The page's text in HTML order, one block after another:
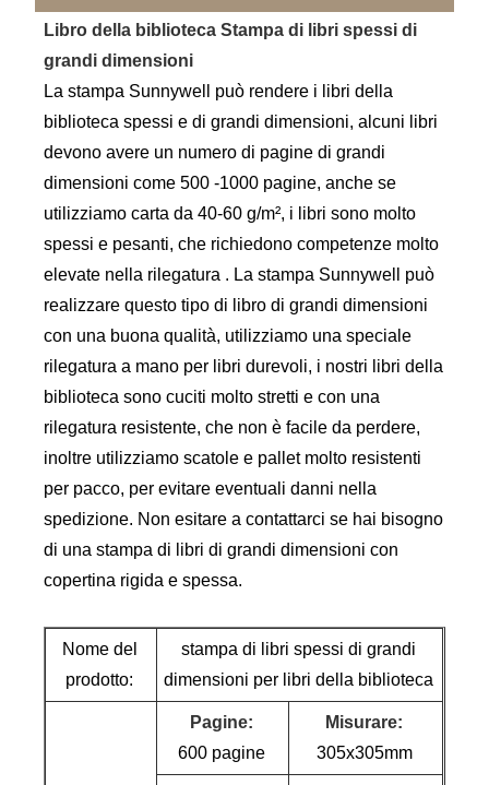
Libro della biblioteca Stampa di libri spessi di
grandi dimensioni
La stampa Sunnywell può rendere i libri della
biblioteca spessi e di grandi dimensioni, alcuni libri
devono avere un numero di pagine di grandi
dimensioni come 500 -1000 pagine, anche se
utilizziamo carta da 40-60 g/m², i libri sono molto
spessi e pesanti, che richiedono competenze molto
elevate nella rilegatura . La stampa Sunnywell può
realizzare questo tipo di libro di grandi dimensioni
con una buona qualità, utilizziamo una speciale
rilegatura a mano per libri durevoli, i nostri libri della
biblioteca sono cuciti molto stretti e con una
rilegatura resistente, che non è facile da perdere,
inoltre utilizziamo scatole e pallet molto resistenti
per pacco, per evitare eventuali danni nella
spedizione. Non esitare a contattarci se hai bisogno
di una stampa di libri di grandi dimensioni con
copertina rigida e spessa.
Nome del
prodotto:
stampa di libri spessi di grandi
dimensioni per libri della biblioteca
Pagine:
600 pagine
Misurare:
305x305mm